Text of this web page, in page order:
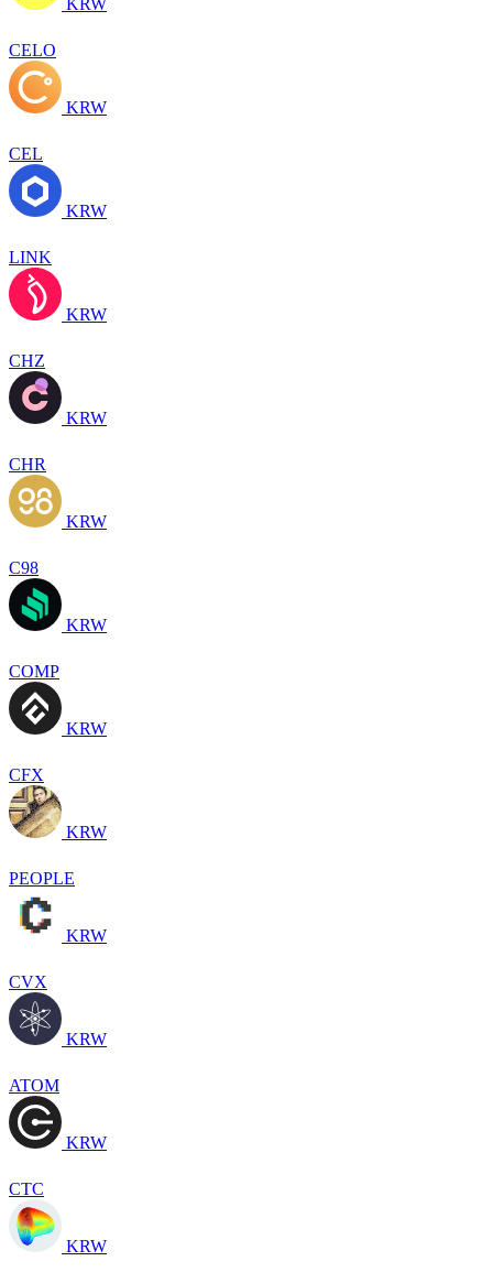
CELO
KRW
CEL
KRW
LINK
KRW
CHZ
KRW
CHR
KRW
C98
KRW
COMP
KRW
CFX
KRW
PEOPLE
KRW
CVX
KRW
ATOM
KRW
CTC
KRW